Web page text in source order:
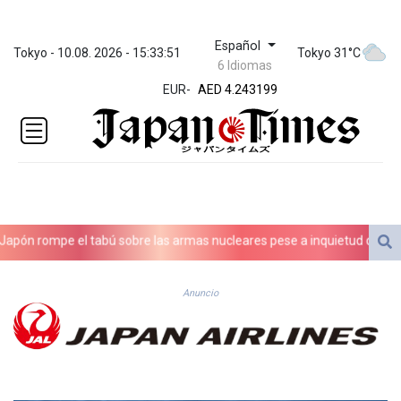
Tokyo - 10.08. 2026 - 15:33:51 Español
6 Idiomas
Tokyo 31°C
EUR-
ZWL
372.037716
AED 4.243199
AED 4.243199
AFN 76.816385
ALL 93.186779
1059.499986
ARS
AUD 1.634492
AZN 1.961832
BAM 1.955111
rompe el tabú sobre las armas nucleares pese a inquietud de
Anuncio